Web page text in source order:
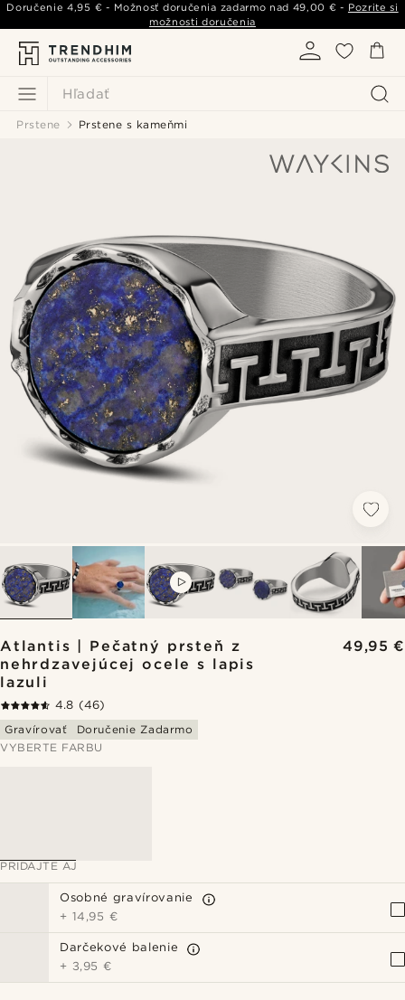
Hľadať
Doručenie4,95 € - Možnosť doručenia zadarmo nad 49,00 € - Pozrite si
možnosti doručenia
Prstene Prstene s kameňmi
Atlantis | Pečatný prsteň z
nehrdzavejúcej ocele s lapis
lazuli
49,95 €
4.8 (46)
Gravírovať
Doručenie Zadarmo
VYBERTE FARBU
PRIDAJTE AJ
Osobné gravírovanie
+ 14,95 €
Darčekové balenie
+ 3,95 €